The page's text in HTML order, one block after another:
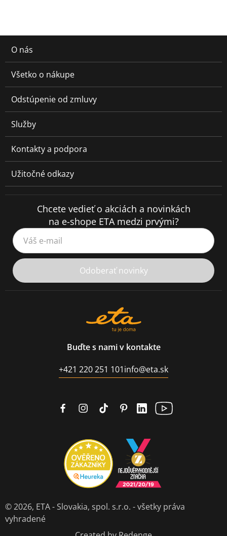
O nás
Všetko o nákupe
Odstúpenie od zmluvy
Služby
Kontakty a podpora
Užitočné odkazy
Chcete vedieť o akciách a novinkách
na e-shope ETA medzi prvými?
Váš e-mail
Odoberať novinky
Buďte s nami v kontakte
+421 220 251 101info@eta.sk
© 2026, ETA - Slovakia, spol. s.r.o. - všetky práva
vyhradené